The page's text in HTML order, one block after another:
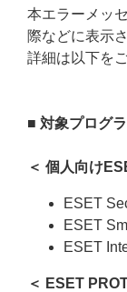
本エラーメッ
際などに表示
詳細は以下を
■ 対象プログ
＜ 個人向け
ESET
ESET
ESET
＜ ESET